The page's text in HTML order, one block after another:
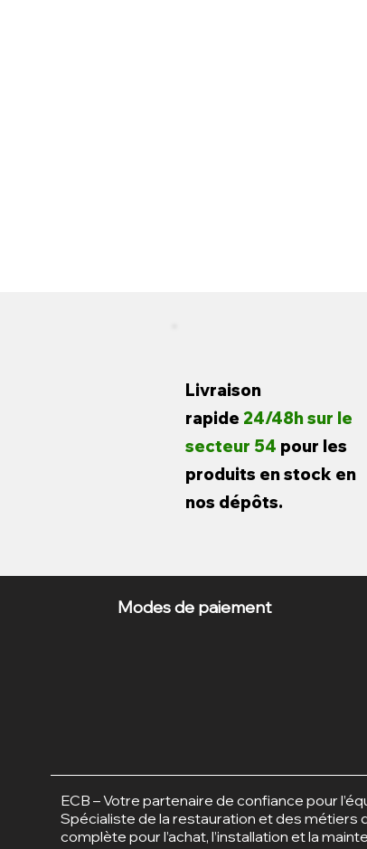
Livraison
rapide 24/48h sur le
secteur 54 pour les
produits en stock en
nos dépôts.
Modes de paiement
ECB – Votre partenaire de confiance pour
Spécialiste de la restauration et des métiers
complète pour l’achat, l’installation et la